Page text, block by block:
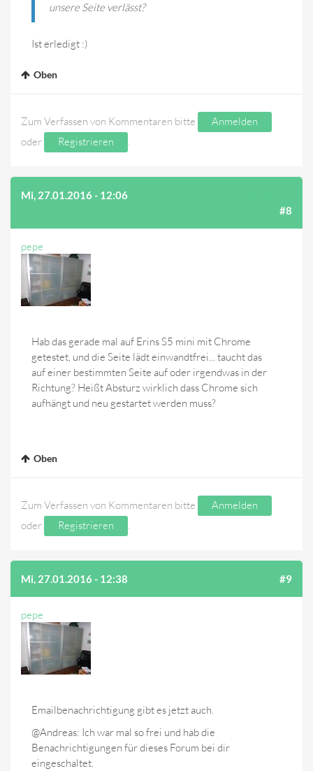
unsere Seite verlässt?
Ist erledigt :)
Oben
Zum Verfassen von Kommentaren bitte
Anmelden
oder
Registrieren .
Mi, 27.01.2016 - 12:06
#8
pepe
Hab das gerade mal auf Erins S5 mini mit Chrome
getestet, und die Seite lädt einwandtfrei... taucht das
auf einer bestimmten Seite auf oder irgendwas in der
Richtung? Heißt Absturz wirklich dass Chrome sich
aufhängt und neu gestartet werden muss?
Oben
Zum Verfassen von Kommentaren bitte
Anmelden
oder
Registrieren .
Mi, 27.01.2016 - 12:38 #9
pepe
Emailbenachrichtigung gibt es jetzt auch.
@Andreas: Ich war mal so frei und hab die
Benachrichtigungen für dieses Forum bei dir
eingeschaltet.